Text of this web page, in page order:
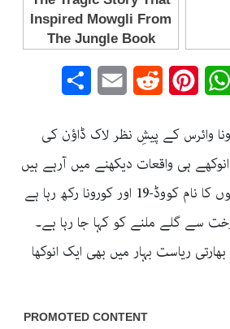
WhatsApp
Pinterest
Reddit
Email
وائرس کے پیشِ نظر لاک ڈاؤن کی
ہی واقعات دیکھنے میں آرہے ہیں
جن میں کوئی اپنے بچوں کا نام کووڈ-19 اور کورونا رکھ رہا ہے
سے گلے ملنے کو کہا جا رہا ہے۔
ریاست بہار میں بھی ایک انوکھا